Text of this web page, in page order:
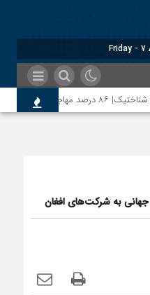
شناختیک| ۸۶ درصد مهاجران حامی ایران در جنگ؛ ۷۵ درصد مهاجران دولت چهاردهم را خیرخواه خود نمی‌دانند
سوءاستفاده معاندین از مهاجرین